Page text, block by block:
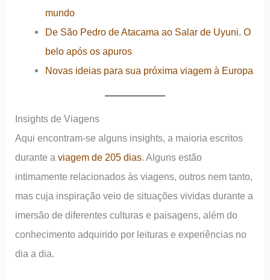
mundo
De São Pedro de Atacama ao Salar de Uyuni. O
belo após os apuros
Novas ideias para sua próxima viagem à Europa
Insights de Viagens
Aqui encontram-se alguns insights, a maioria escritos
durante aviagem de 205 dias. Alguns estão
intimamente relacionados às viagens, outros nem tanto,
mas cuja inspiração veio de situações vividas durante a
imersão de diferentes culturas e paisagens, além do
conhecimento adquirido por leituras e experiências no
dia a dia.